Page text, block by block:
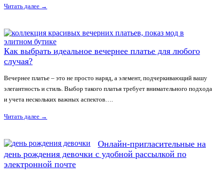
Читать далее →
Как выбрать идеальное вечернее платье для любого
случая?
Вечернее платье – это не просто наряд, а элемент, подчеркивающий вашу
элегантность и стиль. Выбор такого платья требует внимательного подхода
и учета нескольких важных аспектов….
Читать далее →
Онлайн-пригласительные на
день рождения девочки с удобной рассылкой по
электронной почте